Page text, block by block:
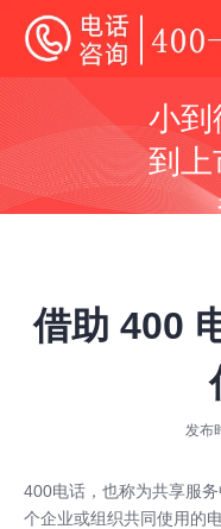
全国400电话
400号码呼叫中心平
同等号码，服务更优
400-688-
小到
到上
借助 400
发布
400电话 ，也称为共享服
个企业或组织共同使用的